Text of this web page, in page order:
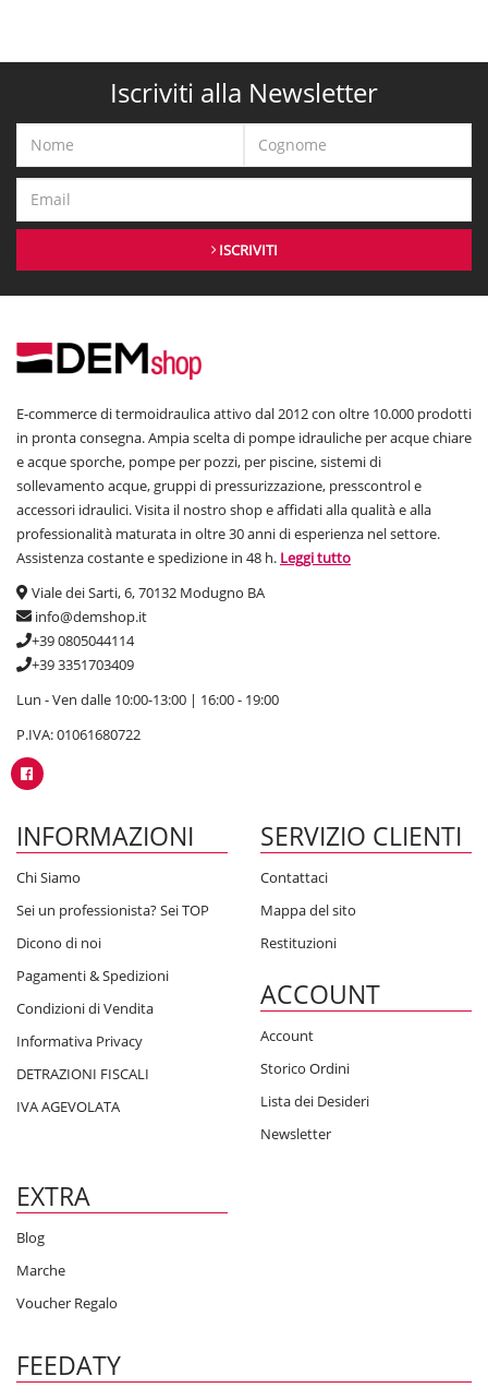
Iscriviti alla Newsletter
ISCRIVITI
E-commerce di termoidraulica attivo dal 2012 con oltre 10.000 prodotti
in pronta consegna. Ampia scelta di pompe idrauliche per acque chiare
e acque sporche, pompe per pozzi, per piscine, sistemi di
sollevamento acque, gruppi di pressurizzazione, presscontrol e
accessori idraulici. Visita il nostro shop e affidati alla qualità e alla
professionalità maturata in oltre 30 anni di esperienza nel settore.
Assistenza costante e spedizione in 48 h. Leggi tutto
Viale dei Sarti, 6, 70132 Modugno BA
info@demshop.it
+39 0805044114
+39 3351703409
Lun - Ven dalle 10:00-13:00 | 16:00 - 19:00
P.IVA: 01061680722
INFORMAZIONI
Chi Siamo
Sei un professionista? Sei TOP
Dicono di noi
Pagamenti & Spedizioni
Condizioni di Vendita
Informativa Privacy
DETRAZIONI FISCALI
IVA AGEVOLATA
SERVIZIO CLIENTI
Contattaci
Mappa del sito
Restituzioni
ACCOUNT
Account
Storico Ordini
Lista dei Desideri
Newsletter
EXTRA
Blog
Marche
Voucher Regalo
FEEDATY